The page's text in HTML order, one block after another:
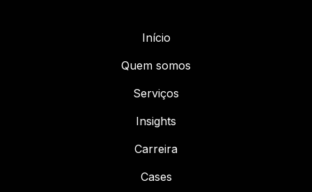
Início
Quem somos
Serviços
Insights
Carreira
Cases